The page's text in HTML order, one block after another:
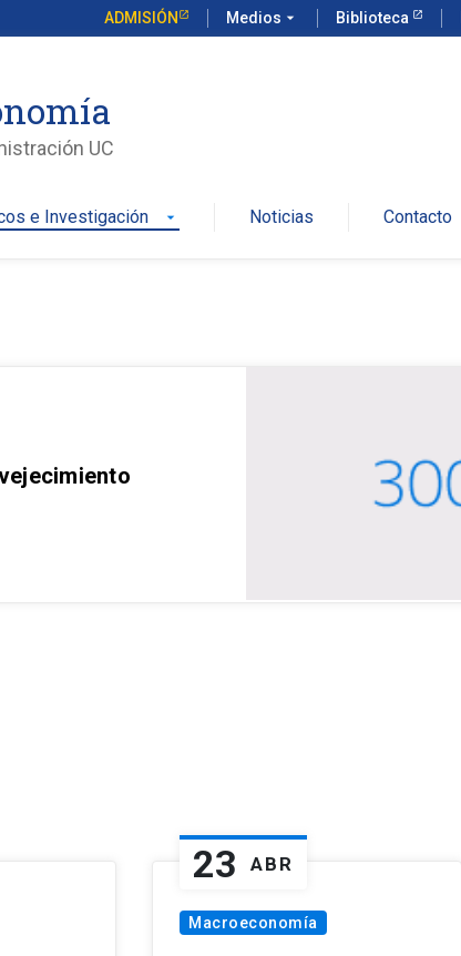
ADMISIÓN Medios arrow_drop_down Biblioteca
UC
e Investigación arrow_drop_down Noticias Contacto
23 ABR
Macroeconomía